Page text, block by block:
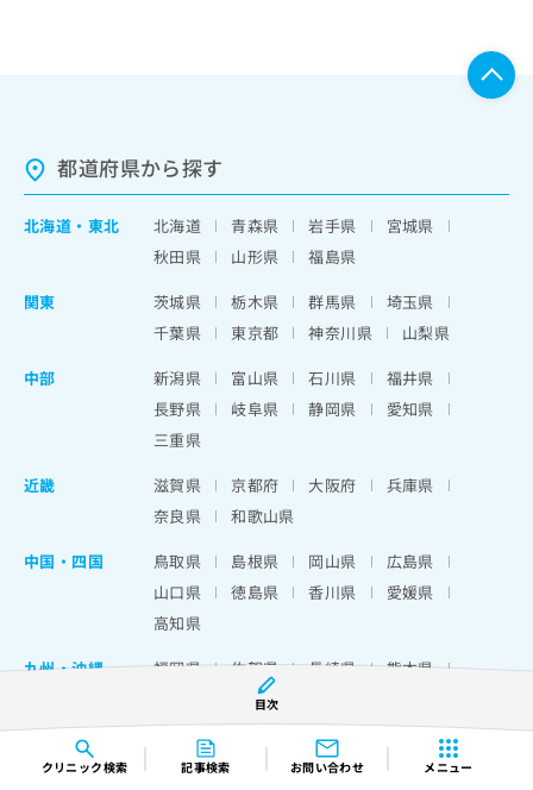
クリニック検索 記事検索 お問い合わせ メニュー
目次
都道府県から探す
北海道 ・ 東北 北海道 青森県 岩手県
宮城県
秋田県
山形県
福島県
関東
茨城県 栃木県 群馬県
埼玉県
千葉県
東京都 神奈川県
山梨県
中部
新潟県 富山県 石川県
福井県
長野県
岐阜県 静岡県
愛知県
三重県
近畿
滋賀県 京都府 大阪府
兵庫県
奈良県
和歌山県
中国・四国
鳥取県 島根県 岡山県
広島県
山口県
徳島県 香川県
愛媛県
高知県
九州・沖縄
福岡県 佐賀県 長崎県
熊本県
宮崎県